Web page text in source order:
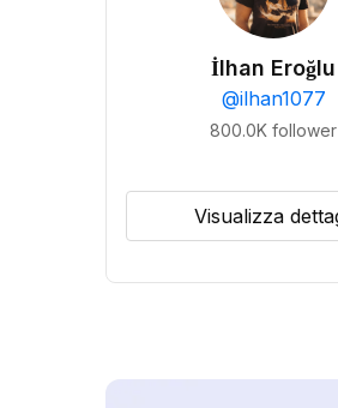
İlhan Eroğlu
@ilhan1077
800.0K follower
Visualizza